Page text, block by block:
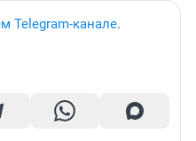
Telegram-канале.